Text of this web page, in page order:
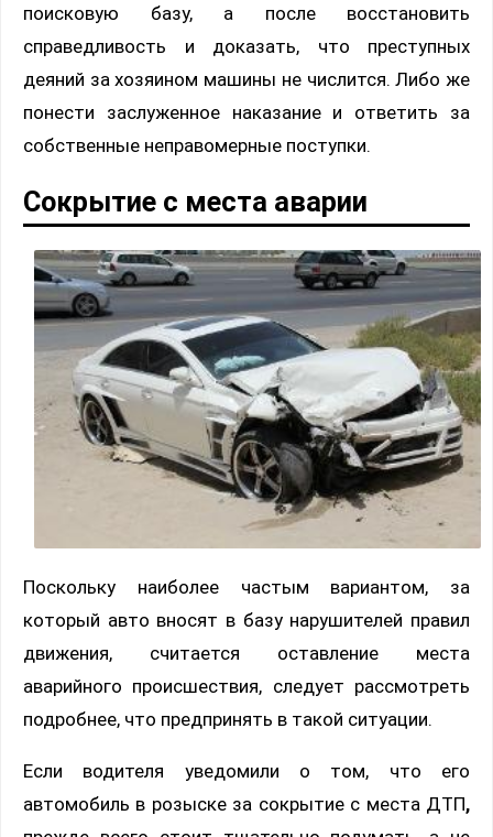
поисковую базу, а после восстановить
справедливость и доказать, что преступных
деяний за хозяином машины не числится. Либо же
понести заслуженное наказание и ответить за
собственные неправомерные поступки.
Сокрытие с места аварии
Поскольку наиболее частым вариантом, за
который авто вносят в базу нарушителей правил
движения, считается оставление места
аварийного происшествия, следует рассмотреть
подробнее, что предпринять в такой ситуации.
Если водителя уведомили о том, что его
автомобиль в розыске за сокрытие с места ДТП,